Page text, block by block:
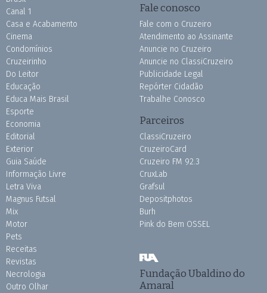
Canal 1
Casa e Acabamento
Cinema
Condomínios
Cruzeirinho
Do Leitor
Educação
Educa Mais Brasil
Esporte
Economia
Editorial
Exterior
Guia Saúde
Informação Livre
Letra Viva
Magnus Futsal
Mix
Motor
Pets
Receitas
Revistas
Necrologia
Outro Olhar
Fale conosco
Fale com o Cruzeiro
Atendimento ao Assinante
Anuncie no Cruzeiro
Anuncie no ClassiCruzeiro
Publicidade Legal
Repórter Cidadão
Trabalhe Conosco
Parceiros
ClassiCruzeiro
CruzeiroCard
Cruzeiro FM 92.3
CruxLab
Grafsul
Depositphotos
Burh
Pink do Bem OSSEL
Fundação Ubaldino do
Amaral